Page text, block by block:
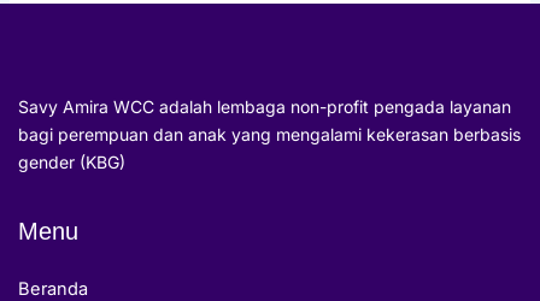
Savy Amira WCC adalah lembaga non-profit pengada layanan
bagi perempuan dan anak yang mengalami kekerasan berbasis
gender (KBG)
Menu
Beranda